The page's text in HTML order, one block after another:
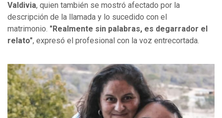
Valdivia, quien también se mostró afectado por la
descripción de la llamada y lo sucedido con el
matrimonio. "Realmente sin palabras, es degarrador el
relato", expresó el profesional con la voz entrecortada.